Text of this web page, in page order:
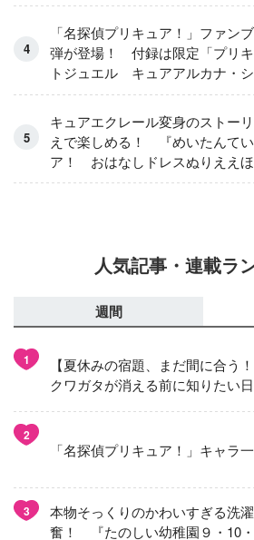
「名探偵プリキュア！」ファン
弾が登場！ 付録は限定「プリ
トジュエル キュアアルカナ・
アイスver.」 キュアエクレール
キュアエクレール変身のストー
えで楽しめる！ 『めいたんてい
ア！ おはなしドレスぬりええ
人気記事・連載ラ
週間
1
【夏休みの宿題、まだ間に合う
クワガタが消える前に知りたい
2
「名探偵プリキュア！」キャラ
3
本物そっくりのかわいすぎる洗
奮！ 『たのしい幼稚園９・10・